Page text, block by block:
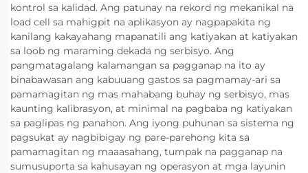
kontrol sa kalidad. Ang patunay na rekord ng mekanikal na
load cell sa mahigpit na aplikasyon ay nagpapakita ng
kanilang kakayahang mapanatili ang katiyakan at katiyakan
sa loob ng maraming dekada ng serbisyo. Ang
pangmatagalang kalamangan sa pagganap na ito ay
binabawasan ang kabuuang gastos sa pagmamay-ari sa
pamamagitan ng mas mahabang buhay ng serbisyo, mas
kaunting kalibrasyon, at minimal na pagbaba ng katiyakan
sa paglipas ng panahon. Ang iyong puhunan sa sistema ng
pagsukat ay nagbibigay ng pare-parehong kita sa
pamamagitan ng maaasahang, tumpak na pagganap na
sumusuporta sa kahusayan ng operasyon at mga layunin